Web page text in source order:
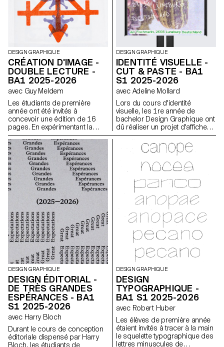
DESIGN GRAPHIQUE
CRÉATION D'IMAGE -
DOUBLE LECTURE -
BA1 2025-2026
avec Guy Meldem
Les étudiants de première
année ont été invités à
concevoir une édition de 16
pages. En expérimentant la
bichromie par diverses
techniques d'impression, ils
ont séquencé une lecture
double dépendante des
couleurs imprimées.
DESIGN GRAPHIQUE
IDENTITÉ VISUELLE -
CUT & PASTE - BA1
S1 2025-2026
avec Adeline Mollard
Lors du cours d'identité
visuelle, les 1re année de
bachelor Design Graphique ont
dû réaliser un projet d'affiches
à partir d'un événement tiré au
hasard. Ils ont du définir leur
propre système visuel et ont
d'affiches typographiques
visuelle de l'événement a été
développée au travers d'une
affiche et d'un flyer,
accompagnés d'un carnet de
recherche regroupant
l'ensemble de leur processus
créatif.
DESIGN GRAPHIQUE
DESIGN ÉDITORIAL -
DE TRÈS GRANDES
ESPÉRANCES - BA1
S1 2025-2026
avec Harry Bloch
Durant le cours de conception
éditoriale dispensé par Harry
Bloch, les étudiants de
DESIGN GRAPHIQUE
DESIGN
TYPOGRAPHIQUE -
BA1 S1 2025-2026
avec Robert Huber
Les élèves de première année
étaient invités à tracer à la main
le squelette typographique des
lettres minuscules de